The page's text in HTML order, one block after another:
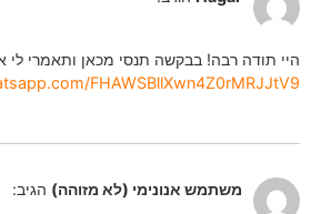
היי תודה רבה! בבקשה תנסי מכאן ותאמרי לי
FHAWSBllXwn4Z0rMRJJtV9
משתמש אנונימי (לא מזוהה) הגיב: